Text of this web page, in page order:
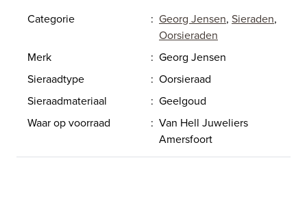
Categorie : Georg Jensen, Sieraden,
Oorsieraden
Merk
: Georg Jensen
Sieraadtype
: Oorsieraad
Sieraadmateriaal
: Geelgoud
Waar op voorraad
: Van Hell Juweliers
Amersfoort